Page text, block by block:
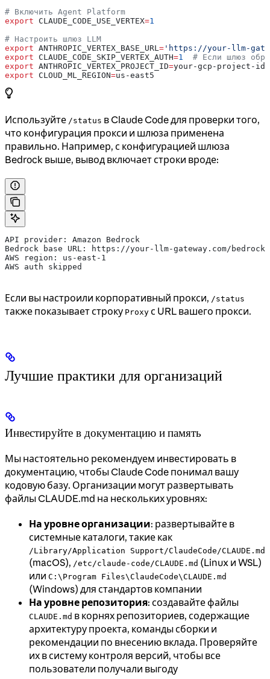
# Включить Agent Platform
export CLAUDE_CODE_USE_VERTEX=1
# Настроить шлюз LLM
export ANTHROPIC_VERTEX_BASE_URL= 'https://your-llm-
export CLAUDE_CODE_SKIP_VERTEX_AUTH=1
# Если шлюз
export ANTHROPIC_VERTEX_PROJECT_ID=your-gcp-project-id
export CLOUD_ML_REGION=us-east5
Используйте /status в Claude Code для проверки того,
что конфигурация прокси и шлюза применена
правильно. Например, с конфигурацией шлюза
Bedrock выше, вывод включает строки вроде:
API provider: Amazon Bedrock
Bedrock base URL: https://your-llm-gateway.com/bedrock
AWS region: us-east-1
AWS auth skipped
Если вы настроили корпоративный прокси, /status
также показывает строку Proxy с URL вашего прокси.
Лучшие практики для организаций
Инвестируйте в документацию и память
Мы настоятельно рекомендуем инвестировать в
документацию, чтобы Claude Code понимал вашу
кодовую базу. Организации могут развертывать
файлы CLAUDE.md на нескольких уровнях:
На уровне организации: развертывайте в
системные каталоги, такие как
/Library/Application Support/ClaudeCode/CLAUDE.md
(macOS), /etc/claude-code/CLAUDE.md (Linux и WSL)
или C:\Program Files\ClaudeCode\CLAUDE.md
(Windows) для стандартов компании
На уровне репозитория: создавайте файлы
CLAUDE.md в корнях репозиториев, содержащие
архитектуру проекта, команды сборки и
рекомендации по внесению вклада. Проверяйте
их в систему контроля версий, чтобы все
пользователи получали выгоду